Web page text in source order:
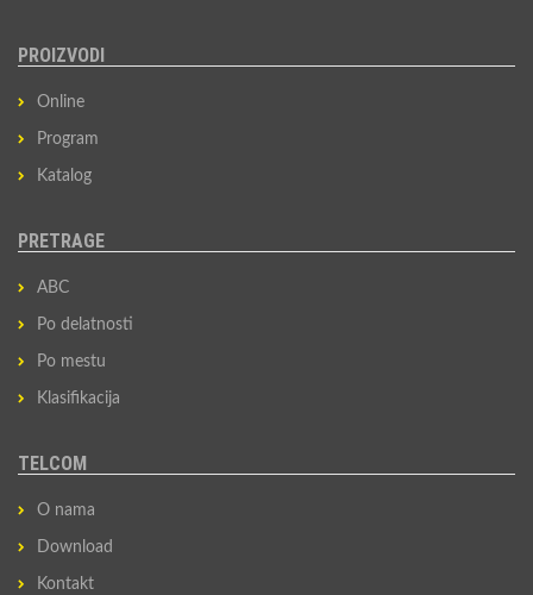
PROIZVODI
Online
Program
Katalog
PRETRAGE
ABC
Po delatnosti
Po mestu
Klasifikacija
TELCOM
O nama
Download
Kontakt